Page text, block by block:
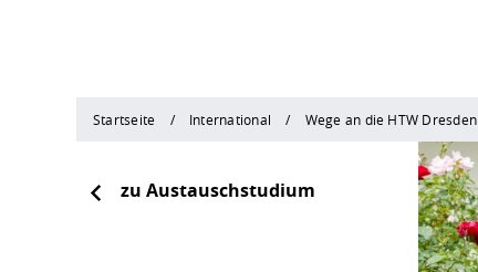
Startseite International Wege an die HTW Dresden
zu Austauschstudium